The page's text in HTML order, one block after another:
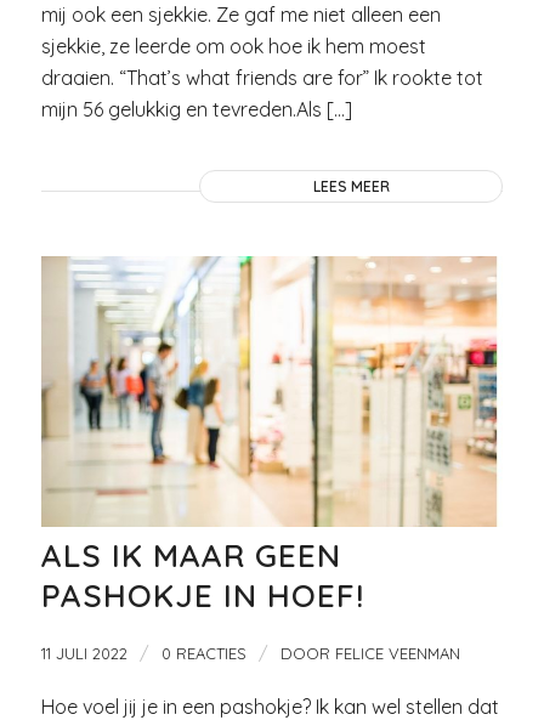
mij ook een sjekkie. Ze gaf me niet alleen een
sjekkie, ze leerde om ook hoe ik hem moest
draaien. “That’s what friends are for” Ik rookte tot
mijn 56 gelukkig en tevreden.Als […]
LEES MEER
ALS IK MAAR GEEN
PASHOKJE IN HOEF!
11 JULI 2022 / 0 REACTIES / DOOR FELICE VEENMAN
Hoe voel jij je in een pashokje? Ik kan wel stellen dat